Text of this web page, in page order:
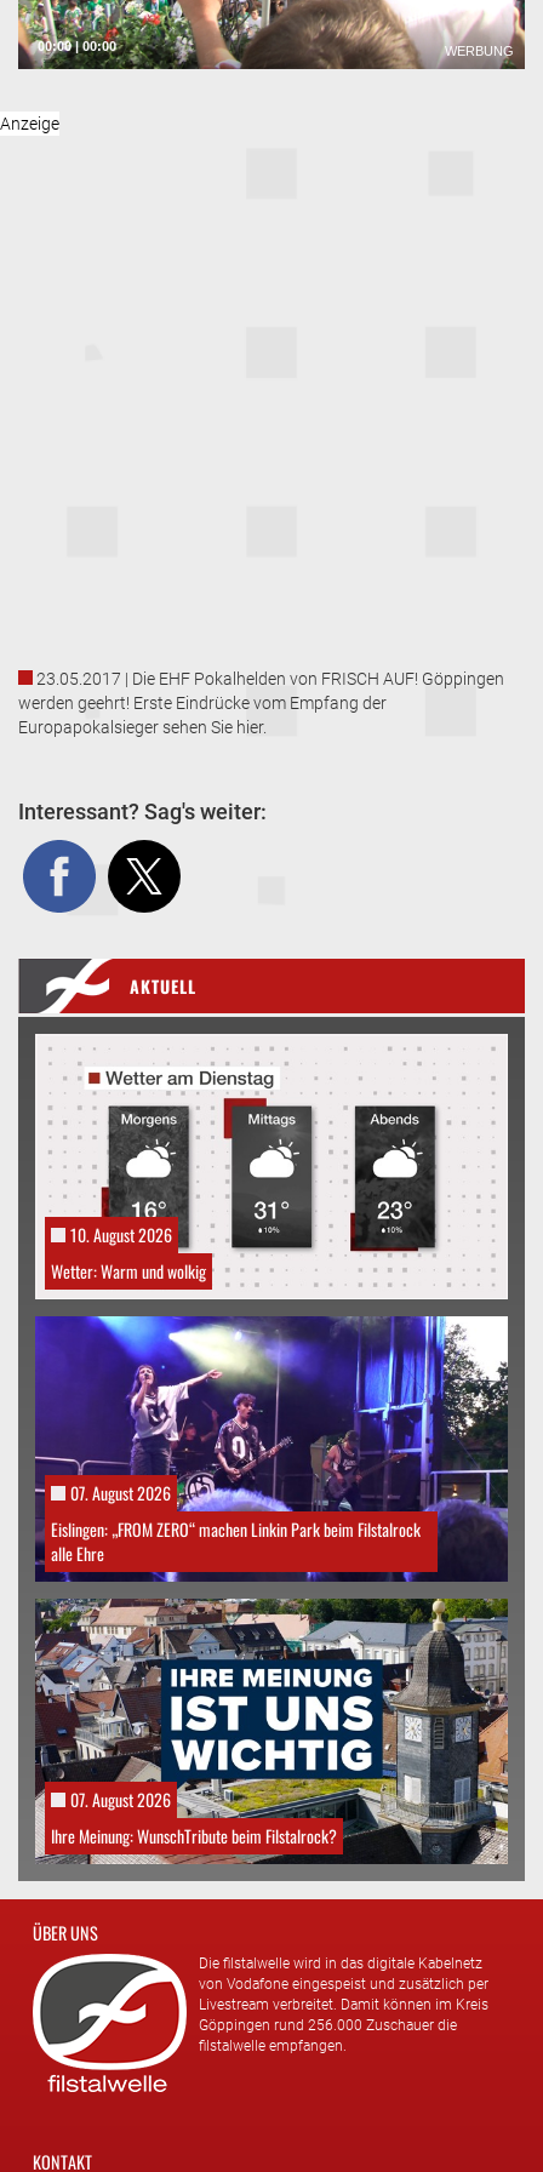
23.05.2017 | Die EHF Pokalhelden von FRISCH AUF! Göppingen
werden geehrt! Erste Eindrücke vom Empfang der
Europapokalsieger sehen Sie hier.
Interessant? Sag's weiter:
AKTUELL
10. August 2026
Wetter: Warm und wolkig
07. August 2026
Eislingen: „FROM ZERO“ machen Linkin Park beim Filstalrock
alle Ehre
07. August 2026
Ihre Meinung: WunschTribute beim Filstalrock?
ÜBER UNS
Die filstalwelle wird in das digitale Kabelnetz
von Vodafone eingespeist und zusätzlich per
Livestream verbreitet. Damit können im Kreis
Göppingen rund 256.000 Zuschauer die
filstalwelle empfangen.
KONTAKT